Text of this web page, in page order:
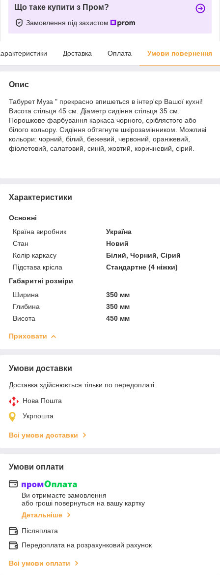
Що таке купити з Пром?
Замовлення під захистом
Доставка Оплата Умови повернення
Опис
Табурет Муза " прекрасно впишеться в інтер'єр Вашої кухні!
Висота стільця 45 см. Діаметр сидіння стільця 35 см.
Порошкове фарбування каркаса чорного, сріблястого або
білого кольору. Сидіння обтягнуте шкірозамінником. Можливі
кольори: чорний, білий, бежевий, червоний, оранжевий,
фіолетовий, салатовий, синій, жовтий, коричневий, сірий.
Характеристики
Основні
Країна виробник
Україна
Стан
Новий
Колір каркасу
Білий, Чорний, Сірий
Підстава крісла
Стандартне (4 ніжки)
Габаритні розміри
Ширина
350 мм
Глибина
350 мм
Висота
450 мм
Приховати
Умови доставки
Доставка здійснюється тільки по передоплаті.
Нова Пошта
Укрпошта
Всі умови доставки
Умови оплати
Ви отримаєте замовлення
або гроші повернуться на вашу картку
Детальніше
Післяплата
Передоплата на розрахунковий рахунок
Всі умови оплати